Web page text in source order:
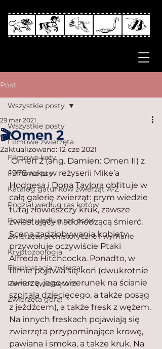
Post
Wszystkie posty
Filmowe zwierzęta
Filmowe koty
Filmowe psy
Katalog gatunków zwierząt A-Z
Podział według ras kotów
Podział według ras psów
Zwierzęta prehistoryczne i wymarłe
Kryptozoologia
Eksploatacja zwierząt
Pomoc zwierzętom
Zwierzęta górą!
Wszystkie posty
🎬Omen 2
29 mar 2021
Zaktualizowano: 12 cze 2021
Omen 2 (ang. Damien: Omen II) z
1978 roku w reżyserii Mike’a
Hodgesa i Dona Taylora obfituje w
całą galerię zwierząt: prym wiedzie
tutaj złowieszczy kruk, zawsze
zwiastujący nadchodzącą śmierć.
Scena zadziobywania kobiety
przywołuje oczywiście Ptaki
Alfreda Hitchcocka. Ponadto, w
filmie pojawia się koń (dwukrotnie
zwierzę, jego wizerunek na ścianie
szpitala dziecięcego, a także posąg
z jeźdźcem), a także fresk z wężem.
Na innych freskach pojawiają się
zwierzęta przypominające krowę,
pawiana i smoka, a także kruk. Na